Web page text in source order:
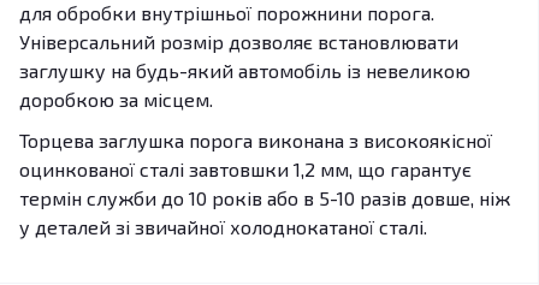
для обробки внутрішньої порожнини порога.
Універсальний розмір дозволяє встановлювати
заглушку на будь-який автомобіль із невеликою
доробкою за місцем.
Торцева заглушка порога виконана з високоякісної
оцинкованої сталі завтовшки 1,2 мм, що гарантує
термін служби до 10 років або в 5-10 разів довше, ніж
у деталей зі звичайної холоднокатаної сталі.